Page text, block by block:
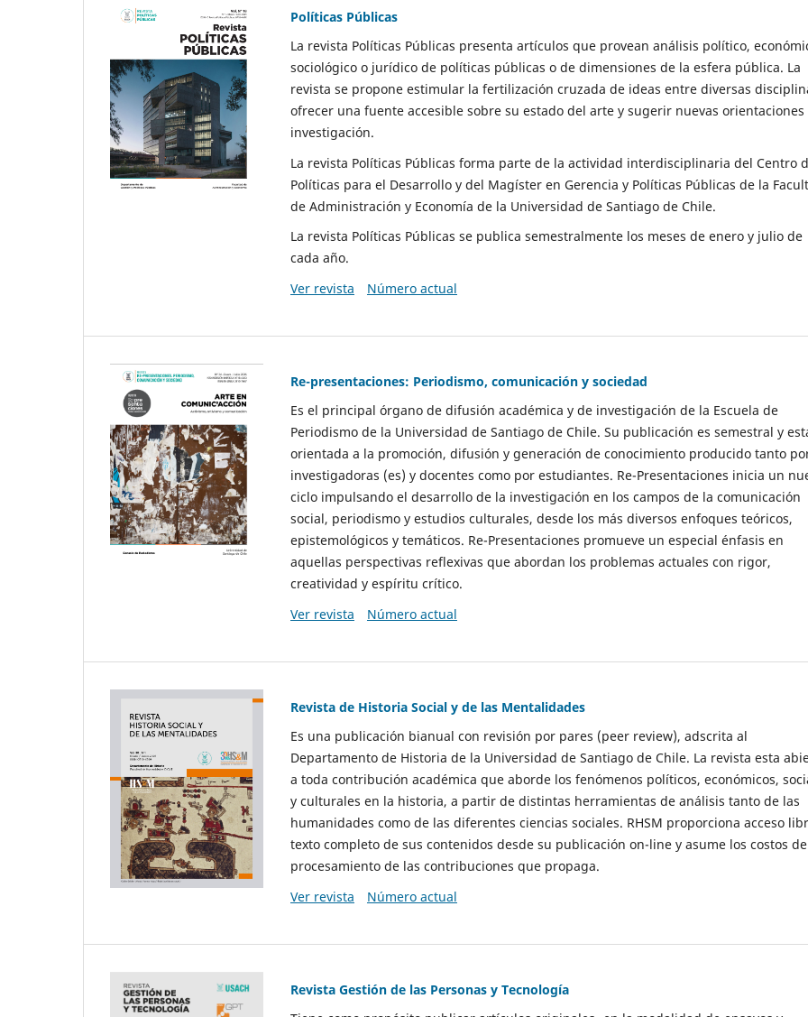
Políticas Públicas
La revista Políticas Públicas presenta artículos que provean análisis político,
sociológico o jurídico de políticas públicas o de dimensiones de la esfera pública. La
revista se propone estimular la fertilización cruzada de ideas entre diversas
ofrecer una fuente accesible sobre su estado del arte y sugerir nuevas orientaciones
investigación.
La revista Políticas Públicas forma parte de la actividad interdisciplinaria del Centro
Políticas para el Desarrollo y del Magíster en Gerencia y Políticas Públicas de la
de Administración y Economía de la Universidad de Santiago de Chile.
La revista Políticas Públicas se publica semestralmente los meses de enero y julio de
cada año.
Ver revista
Número actual
Re-presentaciones: Periodismo, comunicación y sociedad
Es el principal órgano de difusión académica y de investigación de la Escuela de
Periodismo de la Universidad de Santiago de Chile. Su publicación es semestral y
orientada a la promoción, difusión y generación de conocimiento producido tanto
investigadoras (es) y docentes como por estudiantes. Re-Presentaciones inicia un
ciclo impulsando el desarrollo de la investigación en los campos de la comunicación
social, periodismo y estudios culturales, desde los más diversos enfoques teóricos,
epistemológicos y temáticos. Re-Presentaciones promueve un especial énfasis en
aquellas perspectivas reflexivas que abordan los problemas actuales con rigor,
creatividad y espíritu crítico.
Ver revista
Número actual
Revista de Historia Social y de las Mentalidades
Es una publicación bianual con revisión por pares (peer review), adscrita al
Departamento de Historia de la Universidad de Santiago de Chile. La revista esta
a toda contribución académica que aborde los fenómenos políticos, económicos,
y culturales en la historia, a partir de distintas herramientas de análisis tanto de las
humanidades como de las diferentes ciencias sociales. RHSM proporciona acceso
texto completo de sus contenidos desde su publicación on-line y asume los costos de
procesamiento de las contribuciones que propaga.
Ver revista
Número actual
Revista Gestión de las Personas y Tecnología